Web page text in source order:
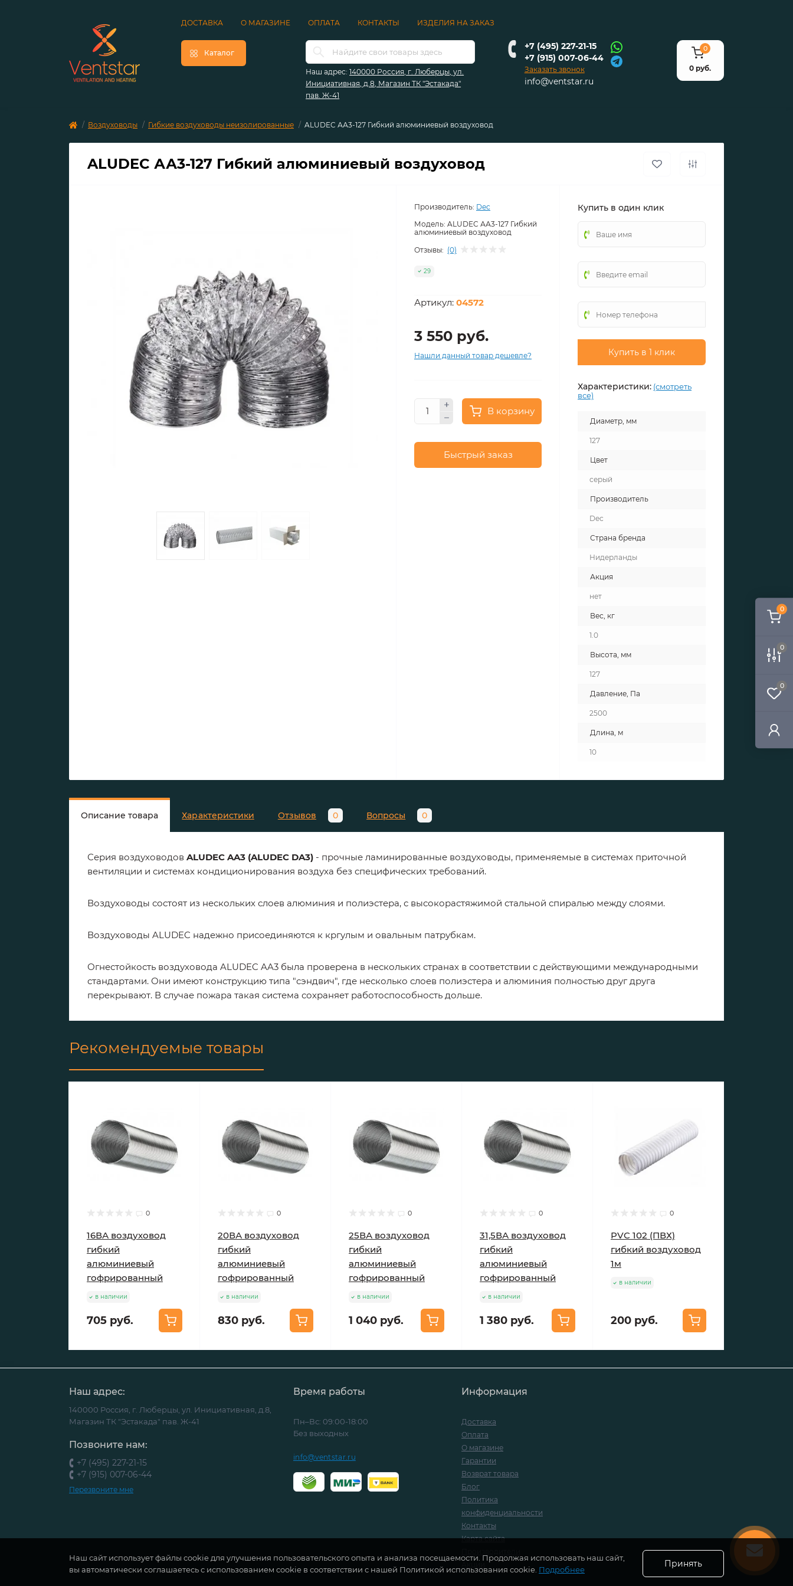
0
0
0
ДОСТАВКА О МАГАЗИНЕ ОПЛАТА КОНТАКТЫ ИЗДЕЛИЯ НА ЗАКАЗ
Каталог
Наш адрес: 140000 Россия, г. Люберцы, ул.
Инициативная, д.8, Магазин ТК "Эстакада"
пав. Ж-41
+7 (495) 227-21-15
+7 (915) 007-06-44
Заказать звонок
info@ventstar.ru
0
0 руб.
Воздуховоды Гибкие воздуховоды неизолированные ALUDEC АА3-127 Гибкий алюминиевый воздуховод
ALUDEC АА3-127 Гибкий алюминиевый воздуховод
Производитель: Dec
Модель: ALUDEC АА3-127 Гибкий
алюминиевый воздуховод
Отзывы: (0)
29
Артикул: 04572
3 550 руб.
Нашли данный товар дешевле?
В корзину
Быстрый заказ
Купить в один клик
Купить в 1 клик
Характеристики: (смотреть
все)
Диаметр, мм
127
Цвет
серый
Производитель
Dec
Страна бренда
Нидерланды
Акция
нет
Вес, кг
1.0
Высота, мм
127
Давление, Па
2500
Длина, м
10
Описание товара Характеристики Отзывов 0 Вопросы 0
Серия воздуховодов ALUDEC AA3 (ALUDEC DA3) - прочные ламинированные воздуховоды, применяемые в системах приточной
вентиляции и системах кондиционирования воздуха без специфических требований.
Воздуховоды состоят из нескольких слоев алюминия и полиэстера, с высокорастяжимой стальной спиралью между слоями.
Воздуховоды ALUDEC надежно присоединяются к кргулым и овальным патрубкам.
Огнестойкость воздуховода ALUDEC AA3 была проверена в нескольких странах в соответствии с действующими международными
стандартами. Они имеют конструкцию типа "сэндвич", где несколько слоев полиэстера и алюминия полностью друг друга
перекрывают. В случае пожара такая система сохраняет работоспособность дольше.
Рекомендуемые товары
0
16ВА воздуховод
гибкий
алюминиевый
гофрированный
в наличии
705 руб.
0
20ВА воздуховод
гибкий
алюминиевый
гофрированный
в наличии
830 руб.
0
25ВА воздуховод
гибкий
алюминиевый
гофрированный
в наличии
1 040 руб.
0
31,5ВА воздуховод
гибкий
алюминиевый
гофрированный
в наличии
1 380 руб.
0
PVC 102 (ПВХ)
гибкий воздуховод
1м
в наличии
200 руб.
Наш адрес:
140000 Россия, г. Люберцы, ул. Инициативная, д.8,
Магазин ТК "Эстакада" пав. Ж-41
Позвоните нам:
+7 (495) 227-21-15
+7 (915) 007-06-44
Перезвоните мне
Время работы
Пн–Вс: 09:00-18:00
Без выходных
info@ventstar.ru
Информация
Доставка
Оплата
О магазине
Гарантии
Возврат товара
Блог
Политика
конфиденциальности
Контакты
Карта сайта
Наш сайт использует файлы cookie для улучшения пользовательского опыта и анализа посещаемости. Продолжая использовать наш сайт,
вы автоматически соглашаетесь с использованием cookie в соответствии с нашей Политикой использования cookie. Подробнее
Принять